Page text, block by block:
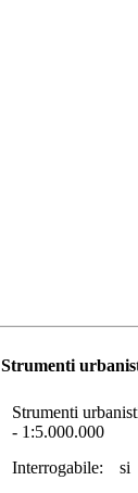
Strumenti
Strumenti
- 1:5.000.000
Interrogabile:
si